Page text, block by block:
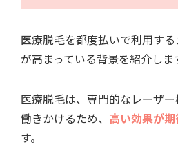
医療脱毛を都度払いで利用す
が高まっている背景を紹介しま
医療脱毛は、専門的なレーザ
働きかけるため、 高い効果が
す。